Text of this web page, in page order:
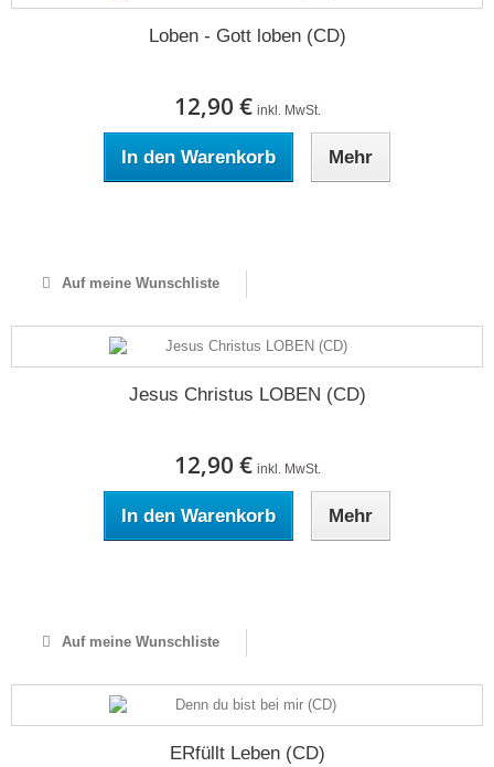
Loben - Gott loben (CD)
12,90 € inkl. MwSt.
In den Warenkorb Mehr
Auf meine Wunschliste
Jesus Christus LOBEN (CD)
12,90 € inkl. MwSt.
In den Warenkorb Mehr
Auf meine Wunschliste
ERfüllt Leben (CD)